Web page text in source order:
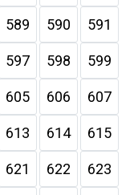
589 590 591
597 598 599
605 606 607
613 614 615
621 622 623